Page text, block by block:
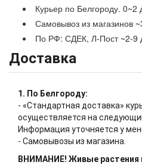
Курьер по Белгороду. 0~2
Самовывоз из магазинов
По РФ: СДЕК, Л-Пост ~2-9
Доставка
1. По Белгороду:
- «Стандартная доставка»
осуществляется на
Информация уточняется у
- Самовывозы из магазина.
ВНИМАНИЕ! Живые растения